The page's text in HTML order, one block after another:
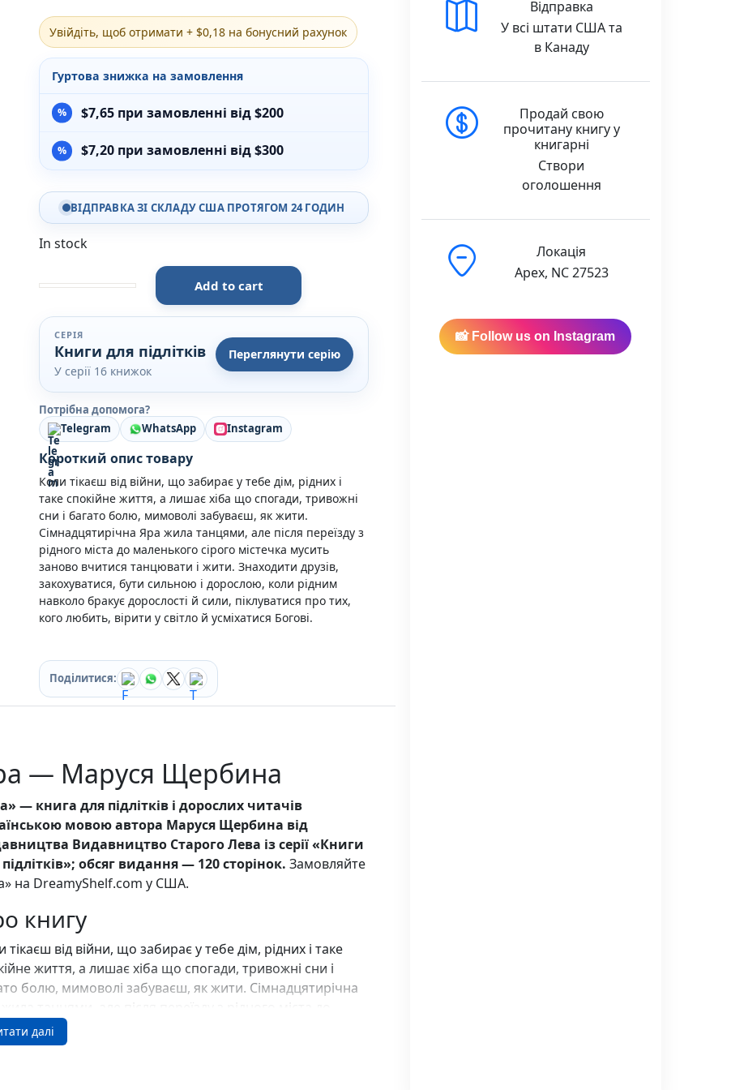
Різдвяно-зимові
На День Валентина
Книги для дорослих
Українська класика
Світова класика
Проза
Поезія та драматургія
Романи
Фантастика та фентезі
Жахи та трилери
Історія Наука Політологія
Батьківство та виховання
Книги про Україну
Біографічні твори
Духовна література
Кулінарія
Ігри для дорослих
Зарубіжні письменники
Різдвяні / Зимові
Книги для дітей
Картонні книги для найменших
Віммельбухи
Казки Вірші Оповідання
Книги з наліпками
Вчимося читати
Прописи для дітей
Багаторазові прописи / Книги на липучках
Книги для першого читання
Самостійне читання (6+)
Книги для читання 10+
Енциклопедії
Навчальні книги
Розвивальні та пізнавальні книги
Книги для молоді
Пазли
Каталог авторів
Жанри
Тематичні підбірки
Love story mood: підбірка книжок для неї
Подарунок для нього
Біографії що надихають
Прокачай себе
Розпродаж пошкоджених книг
Вживані книги
Подарункові книги
Увійдіть, щоб отримати + $0,18 на бонусний рахунок
Гуртова знижка на замовлення
$7,65при замовленні від $200
$7,20при замовленні від $300
ВІДПРАВКА ЗІ СКЛАДУ США ПРОТЯГОМ 24 ГОДИН
In stock
Яра - Маруся Щербина - Видавництво Старого Лева quantity
Add to cart
СЕРІЯ
Книги для підлітків
У серії 16 книжок
Переглянути серію
Потрібна допомога?
Telegram
WhatsApp Instagram
Короткий опис товару
Коли тікаєш від війни, що забирає у тебе дім, рідних і
таке спокійне життя, а лишає хіба що спогади, тривожні
сни і багато болю, мимоволі забуваєш, як жити.
Сімнадцятирічна Яра жила танцями, але після переїзду з
рідного міста до маленького сірого містечка мусить
заново вчитися танцювати і жити. Знаходити друзів,
закохуватися, бути сильною і дорослою, коли рідним
навколо бракує дорослості й сили, піклуватися про тих,
кого любить, вірити у світло й усміхатися Богові.
Поділитися:
— Маруся Щербина
— книга для підлітків і дорослих читачів
мовою автора Маруся Щербина від
Видавництво Старого Лева із серії «Книги
обсяг видання — 120 сторінок. Замовляйте
на DreamyShelf.com у США.
книгу
тікаєш від війни, що забирає у тебе дім, рідних і таке
життя, а лишає хіба що спогади, тривожні сни і
болю, мимоволі забуваєш, як жити. Сімнадцятирічна
танцями, але після переїзду з рідного міста до
сірого містечка мусить заново вчитися
і жити. Знаходити друзів, закохуватися, бути
далі
Відправка
У всі штати США та
в Канаду
Продай свою
прочитану книгу у
книгарні
Створи
оголошення
Локація
Apex, NC 27523
📸 Follow us on Instagram